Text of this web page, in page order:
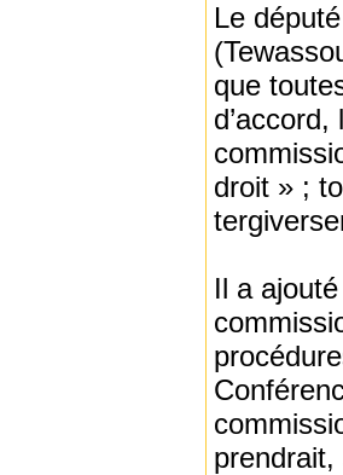
Le
que
droit » ;
Il a
prendrait,